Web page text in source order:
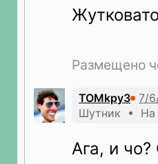
Размещено
TOMkpy3
Шутник • На
Ага, и